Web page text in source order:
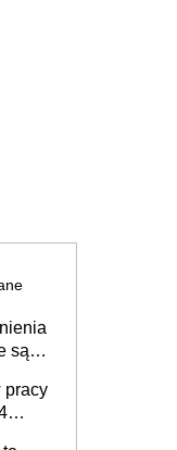
są
pracy